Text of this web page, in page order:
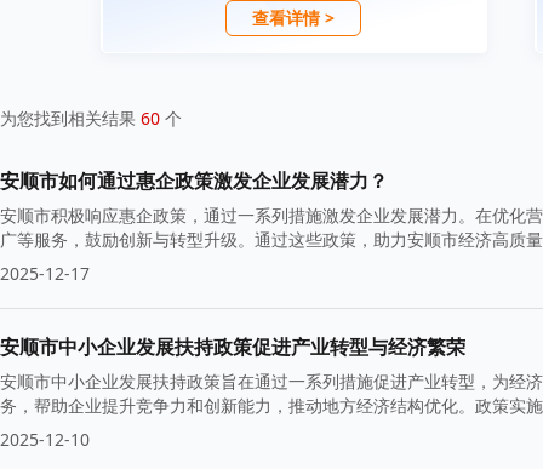
查看详情 >
为您找到相关结果 60 个
安顺市如何通过惠企政策激发企业发展潜力？
安顺市积极响应惠企政策，通过一系列措施激发企业发展潜力。在优化
广等服务，鼓励创新与转型升级。通过这些政策，助力安顺市经济高质
2025-12-17
安顺市中小企业发展扶持政策促进产业转型与经济繁荣
安顺市中小企业发展扶持政策旨在通过一系列措施促进产业转型，为经
务，帮助企业提升竞争力和创新能力，推动地方经济结构优化。政策实
动。
2025-12-10